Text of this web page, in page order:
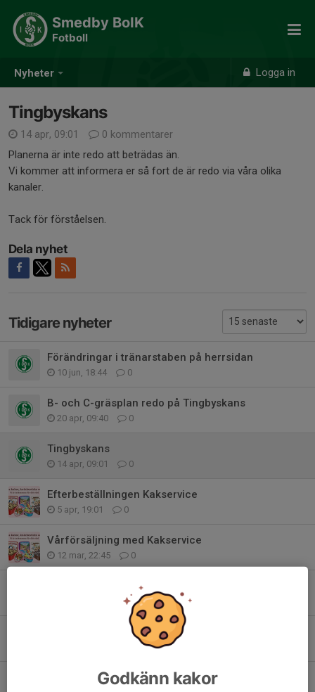
Nyheter Logga in
Smedby BoIK
Fotboll
Tingbyskans
14 apr, 09:01
0 kommentarer
Planerna är inte redo att beträdas än.
Vi kommer att informera er så fort de är redo via våra olika
kanaler.
Tack för förståelsen.
Dela nyhet
Tidigare nyheter
Förändringar i tränarstaben på herrsidan
10 jun, 18:44 0
B- och C-gräsplan redo på Tingbyskans
20 apr, 09:40 0
Tingbyskans
14 apr, 09:01 0
Efterbeställningen Kakservice
5 apr, 19:01 0
Vårförsäljning med Kakservice
12 mar, 22:45 0
Uppdatering: Smedby planen öppen i dag 23/2
0
Avstängda konstgräsplaner måndag 23/2
Hos oss kan du använda Fritidskortet
Godkänn kakor